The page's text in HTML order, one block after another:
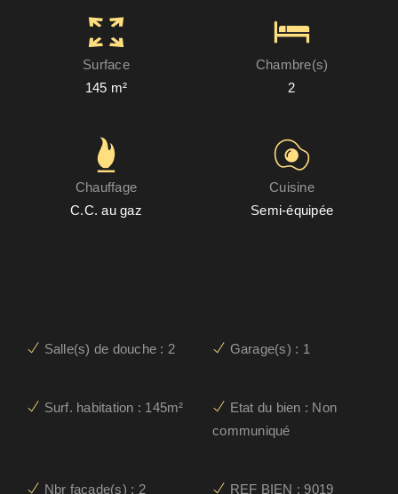
Surface
145 m²
Chambre(s)
2
Chauffage
C.C. au gaz
Cuisine
Semi-équipée
Salle(s) de douche : 2 Garage(s) : 1
Surf. habitation : 145m²
Etat du bien : Non
communiqué
Nbr façade(s) : 2 REF BIEN : 9019